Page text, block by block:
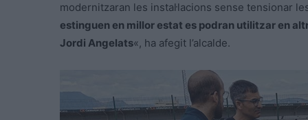
modernitzaran les instal·lacions sense tensionar
estinguen en millor estat es podran utilitzar en
Jordi Angelats«, ha afegit l’alcalde.